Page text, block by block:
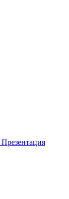
Презентация